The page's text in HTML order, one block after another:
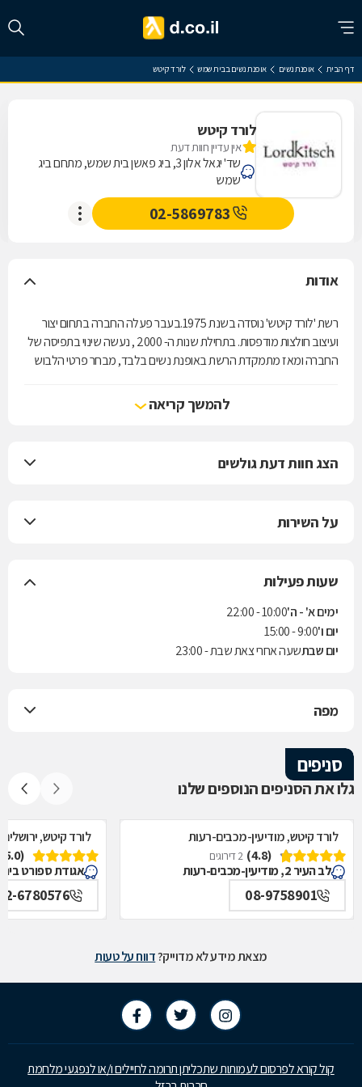
דף הבית אופנת נשים אופנת נשים בבית שמש לורד קיטש
לורד קיטש
אין עדיין חוות דעת
שד' יגאל אלון 3, ביג פאשן בית שמש, מתחם ביג
שמש
02-5869783
אודות
רשת 'לורד קיטש' נוסדה בשנת 1975.בעבר פעלה החברה בתחום יצור
ועיצוב חולצות מודפסות. בתחילת שנות ה- 2000 , נעשה שינוי בתפיסה של
החברה ומאז מתמקדת הרשת באופנת נשים בלבד, מבחר פרטי הלבוש
בד בבד הרשת מצליחה למשוך אליה גם קהל לקוחות מהציבור הדתי עם
תפיסת אופנה רעננה ועדכנית, פריטי האופנה ברובם מעוצבים ומיוצרים
להמשך קריאה
הצג חוות דעת גולשים
על השירות
שעות פעילות
ימים א' - ה'10:00 - 22:00
יום ו'9:00 - 15:00
יום שבתשעה אחרי צאת שבת - 23:00
מפה
סניפים
גלו את הסניפים הנוספים שלנו
לורד קיטש, מודיעין-מכבים-רעות
(4.8)
2 דירוגים
לב העיר 2, מודיעין-מכבים-רעות
08-9758901
לורד קיטש, ירושלים
(5.0)
אגודת ספורט בית"ר 1,
6780576
מצאת מידע לא מדוייק?דווח על טעות
קול קורא לפרסום לעמותות שתכליתן תרומה לחיילים ו/או לנפגעי מלחמת